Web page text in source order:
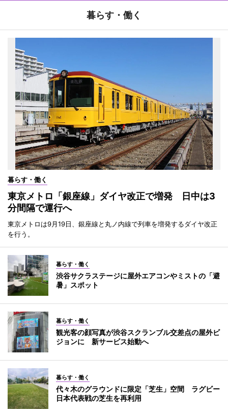
暮らす・働く
暮らす・働く
東京メトロ「銀座線」ダイヤ改正で増発 日中は3
分間隔で運行へ
東京メトロは9月19日、銀座線と丸ノ内線で列車を増発するダイヤ改正
を行う。
暮らす・働く
渋谷サクラステージに屋外エアコンやミストの「避
暑」スポット
暮らす・働く
観光客の顔写真が渋谷スクランブル交差点の屋外ビ
ジョンに 新サービス始動へ
暮らす・働く
代々木のグラウンドに限定「芝生」空間 ラグビー
日本代表戦の芝生を再利用